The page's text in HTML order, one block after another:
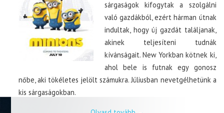
sárgaságok kifogytak a szolgálni
való gazdákból, ezért hárman útnak
indultak, hogy új gazdát találjanak,
akinek teljesíteni tudnák
kívánságait. New Yorkban kötnek ki,
ahol bele is futnak egy gonosz
nőbe, aki tökéletes jelölt számukra. Júliusban nevetgélhetünk a
kis sárgaságokban.